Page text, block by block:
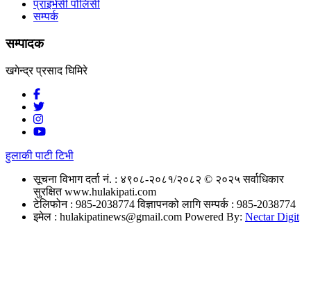
प्राइभेसी पोलिसी
सम्पर्क
सम्पादक
खगेन्द्र प्रसाद घिमिरे
हुलाकी पाटी टिभी
सूचना विभाग दर्ता नं. : ४९०८-२०८१/२०८२ © २०२५ सर्वाधिकार
सुरक्षित www.hulakipati.com
टेलिफोन : 985-2038774विज्ञापनको लागि सम्पर्क : 985-2038774
इमेल : hulakipatinews@gmail.com Powered By: Nectar Digit